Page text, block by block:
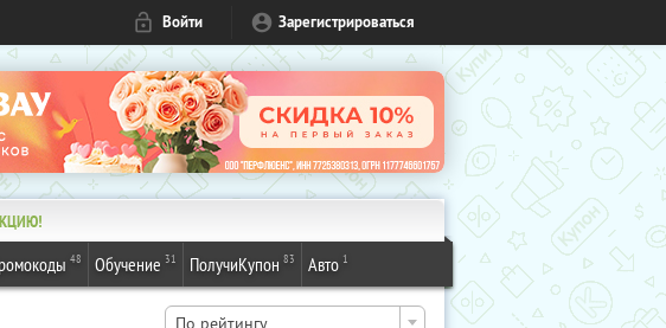
Войти Зарегистрироваться
48 Обучение 31 ПолучиКупон 83 Авто 1
По рейтингу